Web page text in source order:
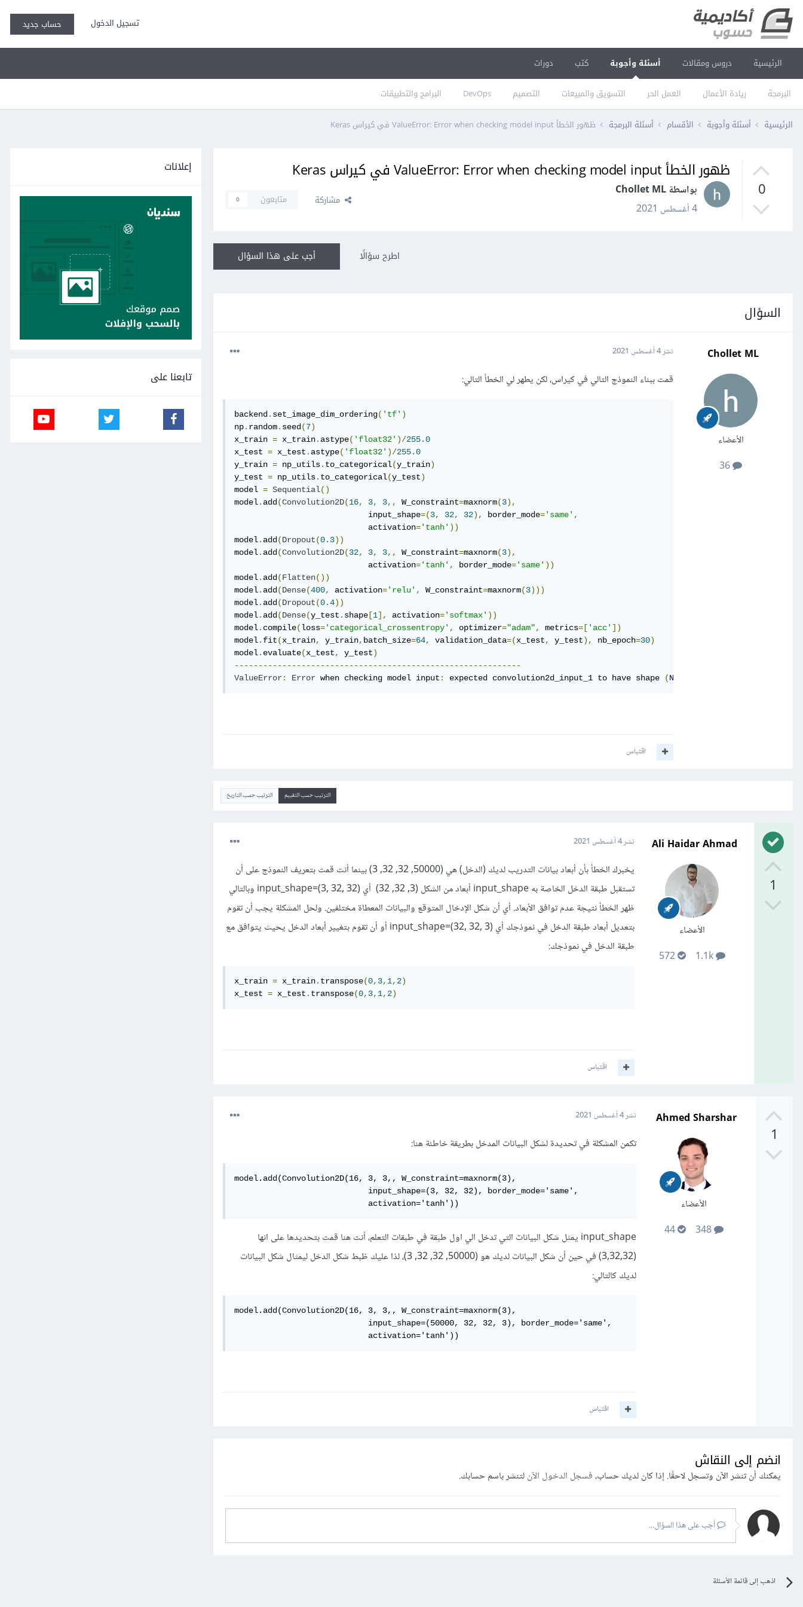
تسجيل الدخول حساب جديد
الرئيسية دروس ومقالات أسئلة وأجوبة
البرمجة ريادة الأعمال العمل الحر التسويق والمبيعات التصميم DevOps البرامج والتطبيقات
كتب دورات
الرئيسية أسئلة وأجوبة الأقسام أسئلة البرمجة ظهور الخطأ ValueError: Error when checking model input في كيراس Keras
0
ظهور الخطأ ValueError: Error when checking model input في كيراس Keras
بواسطة Chollet ML
4 أغسطس 2021
مشاركة متابعون 0
أجب على هذا السؤال اطرح سؤالًا
السؤال
Chollet ML
الأعضاء
نشر4 أغسطس 2021
قمت ببناء النموذج التالي في كيراس، لكن يطهر لي الخطأ التالي:
backend . set_image_dim_ordering( 'tf' )
np. random. seed (7)
x_train = x_train. astype( 'float32' )/255.0
x_test = x_test . astype( 'float32' )/255.0
y_train = np_utils. to_categorical(y_train)
y_test = np_utils. to_categorical(y_test)
model = Sequential()
model. add (Convolution2D(16, 3, 3,, W_constraint=maxnorm(3),
                            input_shape
=(3, 32, 32), border_mode='same' ,
                            activation
='tanh' ))
model. add (Dropout(0.3))
model. add (Convolution2D(32, 3, 3,, W_constraint=maxnorm(3),
                            activation
='tanh' , border_mode='same' ))
model. add (Flatten())
model. add (Dense(400, activation='relu' , W_constraint=maxnorm(3)))
model. add (Dropout(0.4))
model. add (Dense(y_test . shape [1], activation='softmax' ))
model. compile(loss='categorical_crossentropy' , optimizer="adam", metrics=[ 'acc' ])
model. fit(x_train, y_train, batch_size=64, validation_data=(x_test, y_test), nb_epoch=30)
model. evaluate(x_test, y_test)
------------------------------------------------------------
ValueError: Error when checking model input : expected convolution2d_input_1 to have shape (None
اقتباس
الترتيب حسب التقييم الترتيب حسب التاريخ
1
Ali Haidar Ahmad
الأعضاء
1.1k
572
نشر4 أغسطس 2021
يخبرك الخطأ بأن أبعاد بيانات التدريب لديك (الدخل) هي (50000, 32, 32, 3) بينما أنت قمت بتعريف النموذج على أن
تستقبل طبقة الدخل الخاصة به input_shape أبعاد من الشكل (3, 32, 32) أي input_shape=(3, 32, 32) وبالتالي
ظهر الخطأ نتيجة عدم توافق الأبعاد. أي أن شكل الإدخال المتوقع والبيانات المعطاة مختلفين. ولحل المشكلة يجب أن تقوم
بتعديل أبعاد طبقة الدخل في نموذجك أي input_shape=(32, 32, 3) أو أن تقوم بتغيير أبعاد الدخل يحيث يتوافق مع
طبقة الدخل في نموذجك:
x_train = x_train. transpose(0, 3, 1, 2)
x_test = x_test . transpose(0, 3, 1, 2)
اقتباس
1
Ahmed Sharshar
الأعضاء
348
44
نشر4 أغسطس 2021
تكمن المشكلة في تحديدة لشكل البيانات المدخل بطريقة خاطئة هنا:
model.add(Convolution2D(16, 3, 3,, W_constraint=maxnorm(3),
                            input_shape=(3, 32, 32), border_mode='same',
                            activation='tanh'))
input_shape يمثل شكل البيانات التي تدخل الي اول طبقة في طبقات التعلم، أنت هنا قمت بتحديدها على انها
(3,32,32) في حين أن شكل البيانات لديك هو (50000, 32, 32, 3)، لذا عليك ظبط شكل الدخل ليمثال شكل البيانات
لديك كالتالي:
model.add(Convolution2D(16, 3, 3,, W_constraint=maxnorm(3),
                            input_shape=(50000, 32, 32, 3), border_mode='same',
                            activation='tanh'))
اقتباس
انضم إلى النقاش
يمكنك أن تنشر الآن وتسجل لاحقًا. إذا كان لديك حساب،فسجل الدخول الآنلتنشر باسم حسابك.
أجب على هذا السؤال...
اذهب إلى قائمة الأسئلة
إعلانات
تابعنا على